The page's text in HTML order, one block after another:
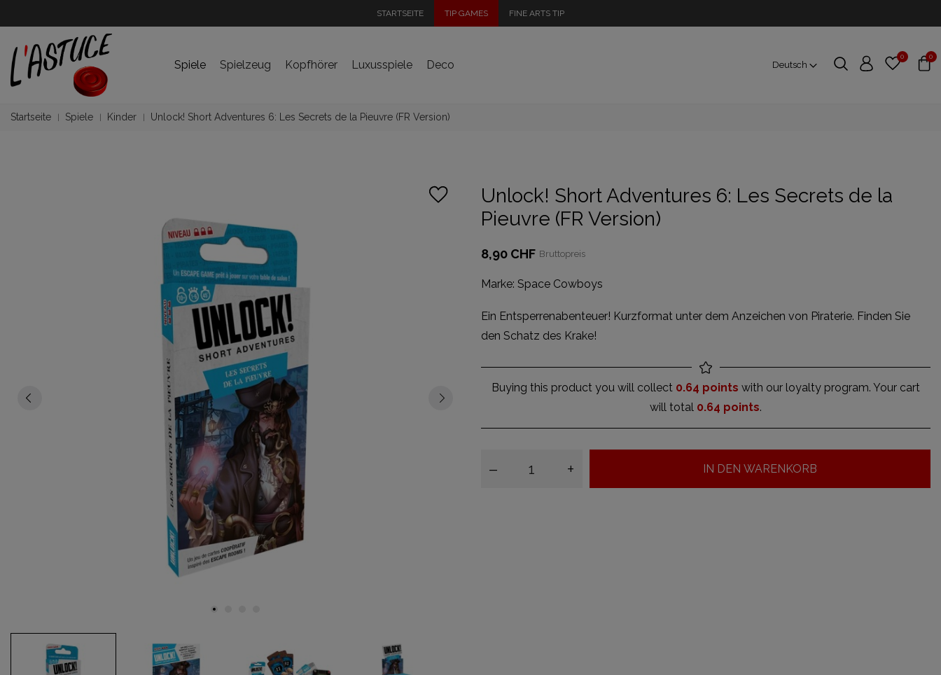
STARTSEITE TIP GAMES FINE ARTS TIP
Spiele Spielzeug Kopfhörer Luxusspiele Deco Deutsch
0 0
Startseite Spiele Kinder Unlock! Short Adventures 6: Les Secrets de la Pieuvre (FR Version)
Unlock! Short Adventures 6: Les Secrets de la
Pieuvre (FR Version)
8,90 CHF Bruttopreis
Marke: Space Cowboys
Ein Entsperrenabenteuer! Kurzformat unter dem Anzeichen von Piraterie. Finden Sie
den Schatz des Krake!
Buying this product you will collect 0.64 points with our loyalty program. Your cart
will total 0.64 points.
– + IN DEN WARENKORB